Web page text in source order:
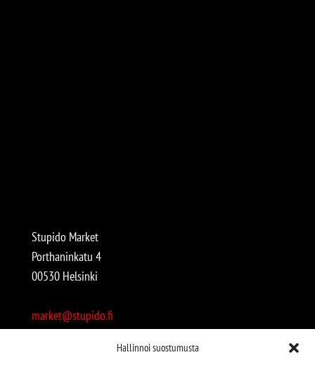
Hallinnoi suostumusta
Stupido Market
Porthaninkatu 4
00530 Helsinki
market@stupido.fi